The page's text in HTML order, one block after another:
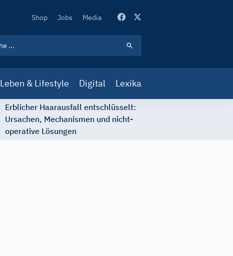
Secondary
Shop Jobs Media
Leben & Lifestyle Digital Lexika
Erblicher Haarausfall entschlüsselt:
Ursachen, Mechanismen und nicht-
operative Lösungen